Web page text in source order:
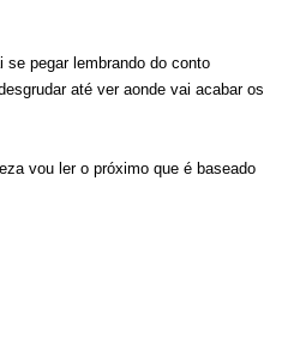
pegar lembrando do conto
até ver aonde vai acabar os
vou ler o próximo que é baseado